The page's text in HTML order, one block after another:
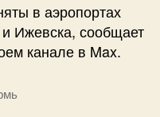
в аэропортах
Ижевска, сообщает
канале в Max.